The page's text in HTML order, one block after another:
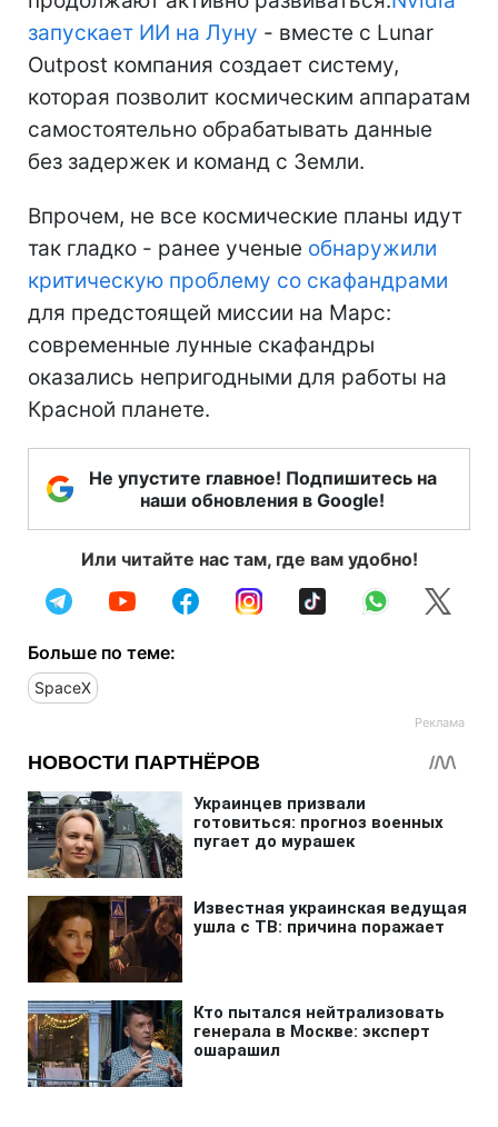
запускает ИИ на Луну - вместе с Lunar
Outpost компания создает систему,
которая позволит космическим аппаратам
самостоятельно обрабатывать данные
без задержек и команд с Земли.
Впрочем, не все космические планы идут
так гладко - ранее ученые обнаружили
критическую проблему со скафандрами
для предстоящей миссии на Марс:
современные лунные скафандры
оказались непригодными для работы на
Красной планете.
Не упустите главное! Подпишитесь на
наши обновления в Google!
Или читайте нас там, где вам удобно!
Больше по теме:
SpaceX